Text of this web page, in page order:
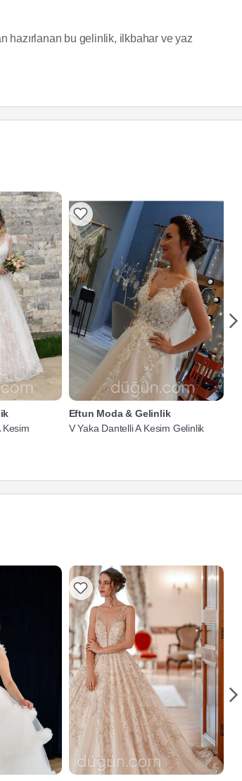
hazırlanan bu gelinlik, ilkbahar ve yaz
Kesim
Eftun Moda & Gelinlik
V Yaka Dantelli A Kesim Gelinlik